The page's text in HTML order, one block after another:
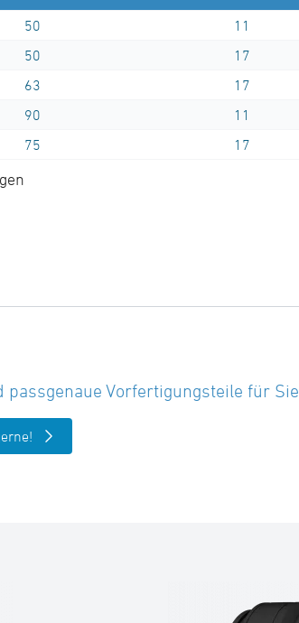
50
11
50
17
63
17
90
11
75 17
Vorfertigungsteile für Sie.